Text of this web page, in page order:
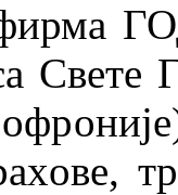
Свете